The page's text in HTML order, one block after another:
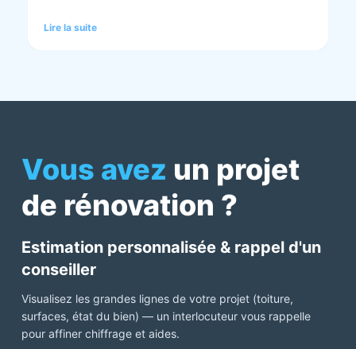
Lire la suite
Vous avez un projet
de rénovation ?
Estimation personnalisée & rappel d'un
conseiller
Visualisez les grandes lignes de votre projet (toiture,
surfaces, état du bien) — un interlocuteur vous rappelle
pour affiner chiffrage et aides.